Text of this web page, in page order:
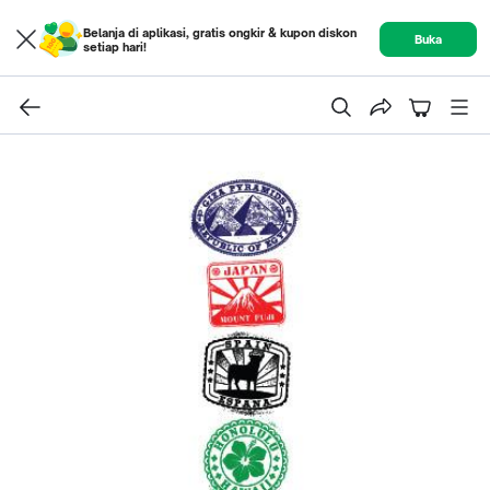
Belanja di aplikasi, gratis ongkir & kupon diskon
setiap hari!
Buka